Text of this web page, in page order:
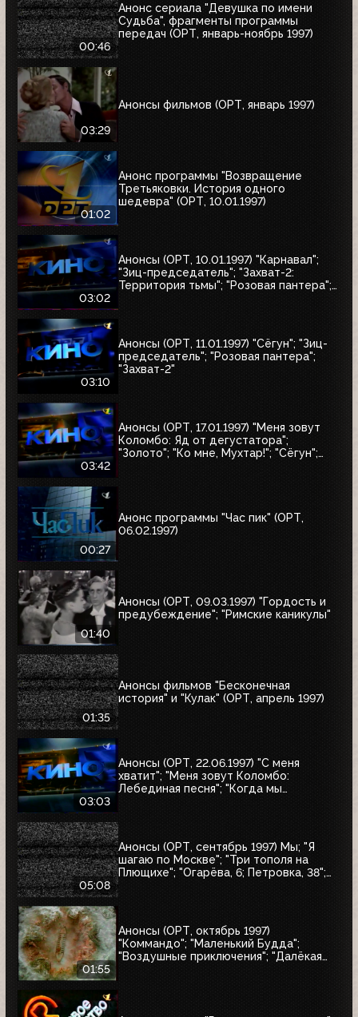
00:46
Анонс сериала "Девушка по имени
Судьба", фрагменты программы
передач (ОРТ, январь-ноябрь 1997)
03:29
Анонсы фильмов (ОРТ, январь 1997)
01:02
Анонс программы "Возвращение
Третьяковки. История одного
шедевра" (ОРТ, 10.01.1997)
03:02
Анонсы (ОРТ, 10.01.1997) "Карнавал";
"Зиц-председатель"; "Захват-2:
Территория тьмы"; "Розовая пантера";
03:10
Анонсы (ОРТ, 11.01.1997) "Сёгун"; "Зиц-
председатель"; "Розовая пантера";
"Захват-2"
03:42
Анонсы (ОРТ, 17.01.1997) "Меня зовут
Коломбо: Яд от дегустатора";
"Золото"; "Ко мне, Мухтар!"; "Сёгун";
00:27
Анонс программы "Час пик" (ОРТ,
06.02.1997)
01:40
Анонсы (ОРТ, 09.03.1997) "Гордость и
предубеждение"; "Римские каникулы"
01:35
Анонсы фильмов "Бесконечная
история" и "Кулак" (ОРТ, апрель 1997)
03:03
Анонсы (ОРТ, 22.06.1997) "С меня
хватит"; "Меня зовут Коломбо:
Лебединая песня"; "Когда мы
05:08
Анонсы (ОРТ, сентябрь 1997) Мы; "Я
шагаю по Москве"; "Три тополя на
Плющихе"; "Огарёва, 6; Петровка, 38";
01:55
Анонсы (ОРТ, октябрь 1997)
"Коммандо"; "Маленький Будда";
"Воздушные приключения"; "Далёкая